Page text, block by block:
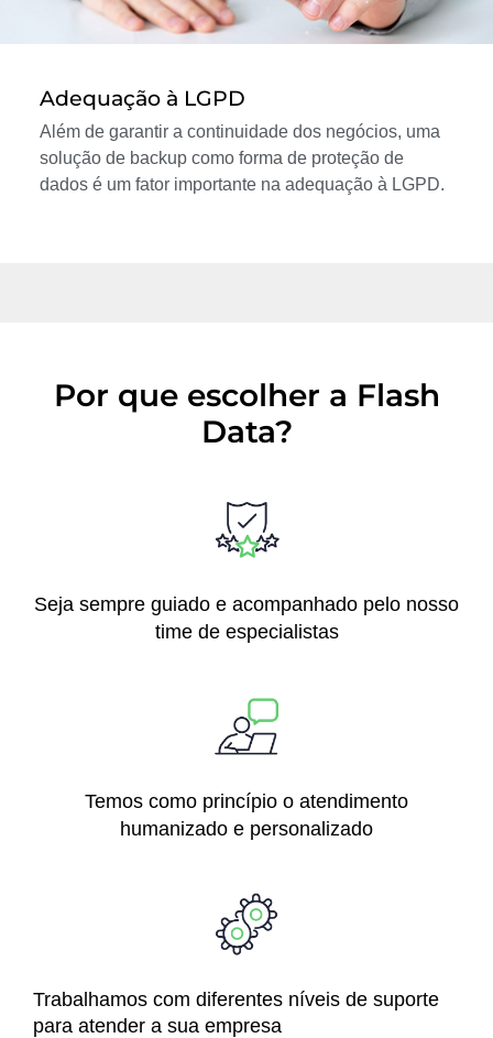
Adequação à LGPD
Além de garantir a continuidade dos negócios, uma
solução de backup como forma de proteção de
dados é um fator importante na adequação à LGPD.
Por que escolher a Flash
Data?
Seja sempre guiado e acompanhado pelo nosso
time de especialistas
Temos como princípio o atendimento
humanizado e personalizado
Trabalhamos com diferentes níveis de suporte
para atender a sua empresa